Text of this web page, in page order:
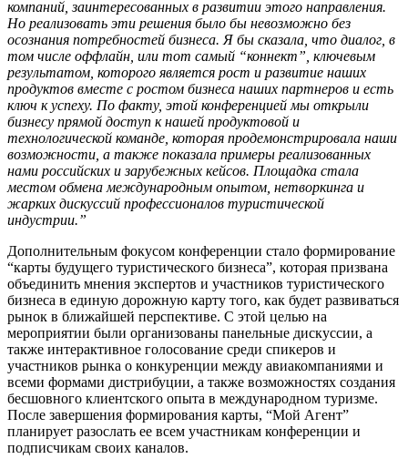
компаний, заинтересованных в развитии этого направления.
Но реализовать эти решения было бы невозможно без
осознания потребностей бизнеса. Я бы сказала, что диалог, в
том числе оффлайн, или тот самый “коннект”, ключевым
результатом, которого является рост и развитие наших
продуктов вместе с ростом бизнеса наших партнеров и есть
ключ к успеху. По факту, этой конференцией мы открыли
бизнесу прямой доступ к нашей продуктовой и
технологической команде, которая продемонстрировала наши
возможности, а также показала примеры реализованных
нами российских и зарубежных кейсов. Площадка стала
местом обмена международным опытом, нетворкинга и
жарких дискуссий профессионалов туристической
индустрии.”
Дополнительным фокусом конференции стало формирование
“карты будущего туристического бизнеса”, которая призвана
объединить мнения экспертов и участников туристического
бизнеса в единую дорожную карту того, как будет развиваться
рынок в ближайшей перспективе. С этой целью на
мероприятии были организованы панельные дискуссии, а
также интерактивное голосование среди спикеров и
участников рынка о конкуренции между авиакомпаниями и
всеми формами дистрибуции, а также возможностях создания
бесшовного клиентского опыта в международном туризме.
После завершения формирования карты, “Мой Агент”
планирует разослать ее всем участникам конференции и
подписчикам своих каналов.